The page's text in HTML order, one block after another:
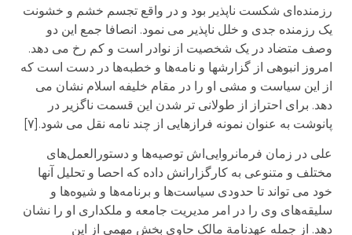
رزمنده‌ای شکست ناپذیر بود و در واقع تجسم خشم و خشونت
یک رزمنده جدی و خلل ناپذیر می نمود. انصافا جمع این دو
وصف متضاد در یک شخصیت از نوادر است و کم رخ می دهد.
امروز انبوهی از گزارشها و نامه‌ها و خطبه‌ها در دست است که
از این سیاست و مشی او را در مقام خلیفه اسلام نشان می
دهد. برای احتراز از طولانی تر شدن این قسمت ناگزیر در
پانوشت به عنوان نمونه فرازهایی از چند نامه نقل می شود.[۷]
علی در زمان فرمانروایی‌اش توصیه‌ها و دستورالعمل‌های
مختلف و متنوعی به کارگزارانش داده که احصا و تحلیل آنها
خود می تواند تا حدودی سیاست‌ها و برنامه‌ها و شیوه‌ها و
سلیقه‌های وی را در امر مدیریت جامعه و ملکداری او را نشان
دهد. از جمله عهدنامة مالک حاوی بخش مهمی از این